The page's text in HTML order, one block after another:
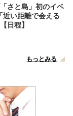
さと島」初のイベ
近い距離で会える
日程】
もっとみる